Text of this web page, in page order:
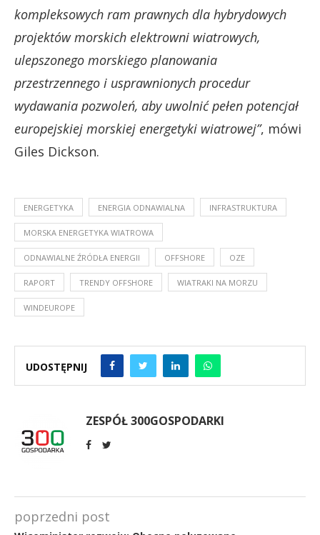
kompleksowych ram prawnych dla hybrydowych
projektów morskich elektrowni wiatrowych,
ulepszonego morskiego planowania
przestrzennego i usprawnionych procedur
wydawania pozwoleń, aby uwolnić pełen potencjał
europejskiej morskiej energetyki wiatrowej”, mówi
Giles Dickson.
ENERGETYKA ENERGIA ODNAWIALNA INFRASTRUKTURA
MORSKA ENERGETYKA WIATROWA
ODNAWIALNE ŹRÓDŁA ENERGII OFFSHORE OZE
RAPORT TRENDY OFFSHORE WIATRAKI NA MORZU
WINDEUROPE
UDOSTĘPNIJ
ZESPÓŁ 300GOSPODARKI
poprzedni post